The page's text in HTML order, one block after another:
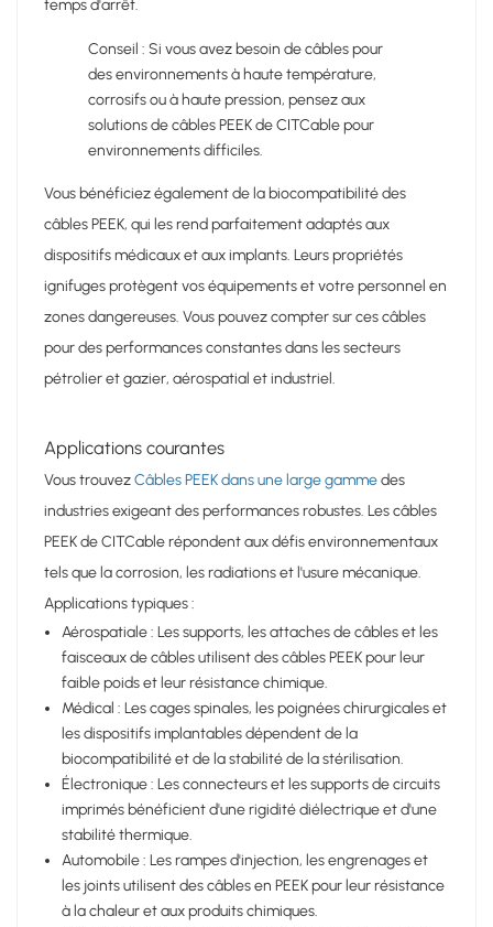
temps d'arrêt.
Conseil : Si vous avez besoin de câbles pour
des environnements à haute température,
corrosifs ou à haute pression, pensez aux
solutions de câbles PEEK de CITCable pour
environnements difficiles.
Vous bénéficiez également de la biocompatibilité des
câbles PEEK, qui les rend parfaitement adaptés aux
dispositifs médicaux et aux implants. Leurs propriétés
ignifuges protègent vos équipements et votre personnel en
zones dangereuses. Vous pouvez compter sur ces câbles
pour des performances constantes dans les secteurs
pétrolier et gazier, aérospatial et industriel.
Applications courantes
Vous trouvezCâbles PEEK dans une large gammedes
industries exigeant des performances robustes. Les câbles
PEEK de CITCable répondent aux défis environnementaux
tels que la corrosion, les radiations et l'usure mécanique.
Applications typiques :
Aérospatiale : Les supports, les attaches de câbles et les
faisceaux de câbles utilisent des câbles PEEK pour leur
faible poids et leur résistance chimique.
Médical : Les cages spinales, les poignées chirurgicales et
les dispositifs implantables dépendent de la
biocompatibilité et de la stabilité de la stérilisation.
Électronique : Les connecteurs et les supports de circuits
imprimés bénéficient d'une rigidité diélectrique et d'une
stabilité thermique.
Automobile : Les rampes d'injection, les engrenages et
les joints utilisent des câbles en PEEK pour leur résistance
à la chaleur et aux produits chimiques.